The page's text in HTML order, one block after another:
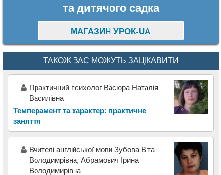
та дитячого садка
МАГАЗИН УРОК-UA
ТАКОЖ ВАС МОЖУТЬ ЗАЦІКАВИТИ
Практичний психолог Васюра Наталія
Василівна
Темперамент та характер: практичне
заняття
Вчителі англійської мови Зубова Віта
Володимрівна, Абрамович Ірина
Володимирівна